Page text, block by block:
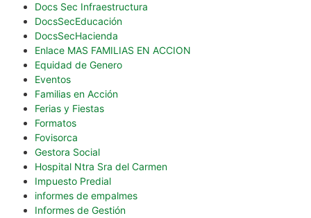
Docs Sec Infraestructura
DocsSecEducación
DocsSecHacienda
Enlace MAS FAMILIAS EN ACCION
Equidad de Genero
Eventos
Familias en Acción
Ferias y Fiestas
Formatos
Fovisorca
Gestora Social
Hospital Ntra Sra del Carmen
Impuesto Predial
informes de empalmes
Informes de Gestión